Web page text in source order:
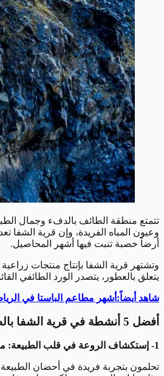
تتمتع منطقة الطائف بالدفء وجمال
وعيون المباه الفريدة، وإن قرية الشفا
أرضاً خصبة تنبت فيها أشهر المحاصيل.
وتشتهر قرية الشفا بإنتاج منتجات
يتعلق بالعطور، يتصدر الورد الطائفي
شاهد أيضاً:أشهر مطاعم الباستا في
أفضل 5 أنشطة في قرية الشفا بالطائف:
1- إستكشاف الروعة في قلب الطبيعة: منتزه الشفا